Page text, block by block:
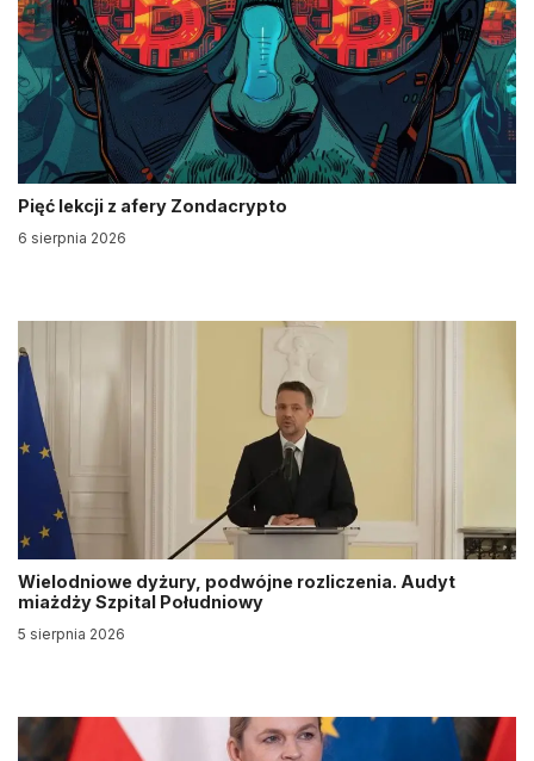
Pięć lekcji z afery Zondacrypto
6 sierpnia 2026
Wielodniowe dyżury, podwójne rozliczenia. Audyt
miażdży Szpital Południowy
5 sierpnia 2026